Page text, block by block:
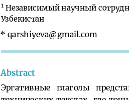
1
Узбекистан
* qarshiyeva@gmail.com
Abstract
Эргативные глаголы